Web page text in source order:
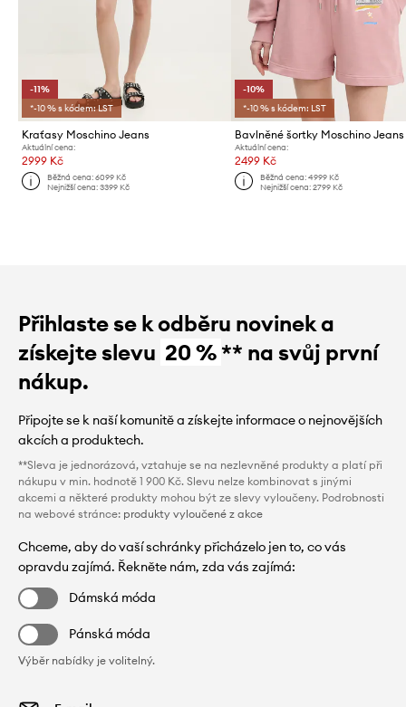
-11%
*-10 % s kódem: LST
Kraťasy Moschino Jeans
Aktuální cena:
2999 Kč
Běžná cena:6099 Kč
Nejnižší cena:3399 Kč
-10%
*-10 % s kódem: LST
Bavlněné šortky Moschino Jeans
Aktuální cena:
2499 Kč
Běžná cena: 4999 Kč
Nejnižší cena: 2799 Kč
Přihlaste se k odběru novinek a
získejte slevu 20 %** na svůj první
nákup.
Připojte se k naší komunitě a získejte informace o nejnovějších
akcích a produktech.
**Sleva je jednorázová, vztahuje se na nezlevněné produkty a platí při
nákupu v min. hodnotě 1 900 Kč. Slevu nelze kombinovat s jinými
akcemi a některé produkty mohou být ze slevy vyloučeny. Podrobnosti
na webové stránce: produkty vyloučené z akce
Chceme, aby do vaší schránky přicházelo jen to, co vás
opravdu zajímá. Řekněte nám, zda vás zajímá:
Dámská móda
Pánská móda
Výběr nabídky je volitelný.